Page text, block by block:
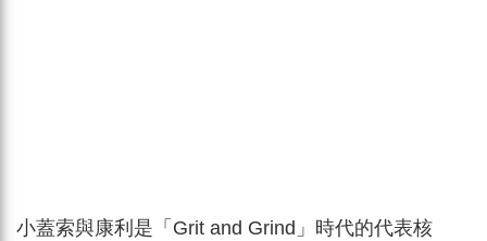
小蓋索與康利是「Grit and Grind」時代的代表核